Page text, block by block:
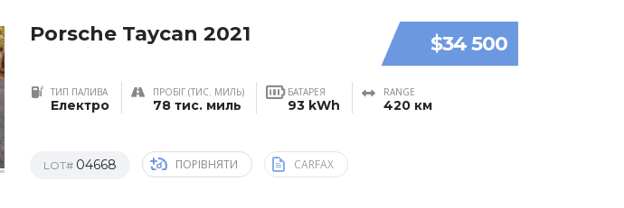
$34 500
Porsche Taycan 2021
ТИП ПАЛИВА
Електро
ПРОБІГ (ТИС. МИЛЬ)
78 тис. миль
БАТАРЕЯ
93 kWh
RANGE
420 км
LOT# 04668 ПОРІВНЯТИ CARFAX